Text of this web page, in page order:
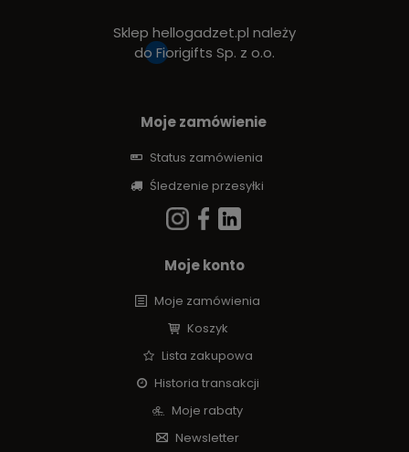
Sklep hellogadzet.pl należy
do Fiorigifts Sp. z o.o.
Moje zamówienie
Status zamówienia
Śledzenie przesyłki
Moje konto
Moje zamówienia
Koszyk
Lista zakupowa
Historia transakcji
Moje rabaty
Newsletter